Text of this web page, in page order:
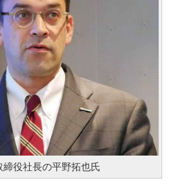
役社長の平野拓也氏